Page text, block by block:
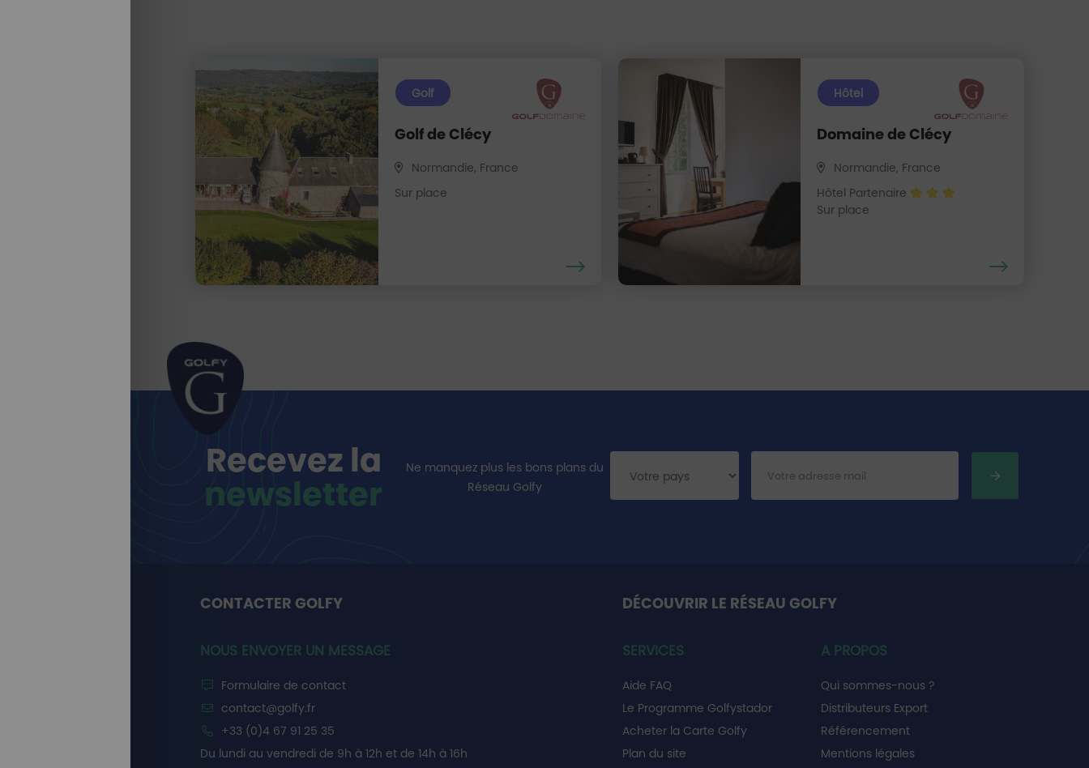
Golf
Golf de Clécy
Normandie, France
Sur place
Hôtel
Domaine de Clécy
Normandie, France
Hôtel Partenaire
Sur place
Recevez la
newsletter
Ne manquez plus les bons plans du
Réseau Golfy
CONTACTER GOLFY
NOUS ENVOYER UN MESSAGE
Formulaire de contact
contact@golfy.fr
+33 (0)4 67 91 25 35
Du lundi au vendredi de 9h à 12h et de 14h à 16h
DÉCOUVRIR LE RÉSEAU GOLFY
SERVICES
Aide FAQ
Le Programme Golfystador
Acheter la Carte Golfy
Plan du site
A PROPOS
Qui sommes-nous ?
Distributeurs Export
Référencement
Mentions légales